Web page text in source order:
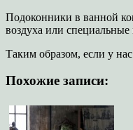
Подоконники в ванной
воздуха или
Таким образом, если у
Похожие записи: